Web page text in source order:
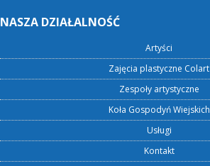
NASZA DZIAŁALNOŚĆ
Artyści
Zajęcia plastyczne Colart
Zespoły artystyczne
Koła Gospodyń Wiejskich
Usługi
Kontakt